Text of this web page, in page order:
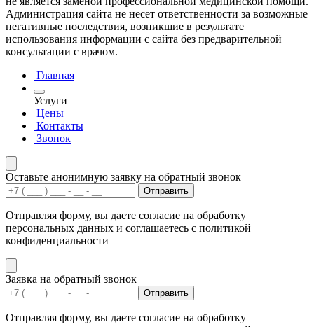
Администрация сайта не несет ответственности за возможные
негативные последствия, возникшие в результате
использования информации с сайта без предварительной
консультации с врачом.
Главная
Услуги
Цены
Контакты
Звонок
Оставьте анонимную заявку на обратный звонок
Отправить
Отправляя форму, вы даете согласие на обработку
персональных данных и соглашаетесь с политикой
конфиденциальности
Заявка на обратный звонок
Отправить
Отправляя форму, вы даете согласие на обработку